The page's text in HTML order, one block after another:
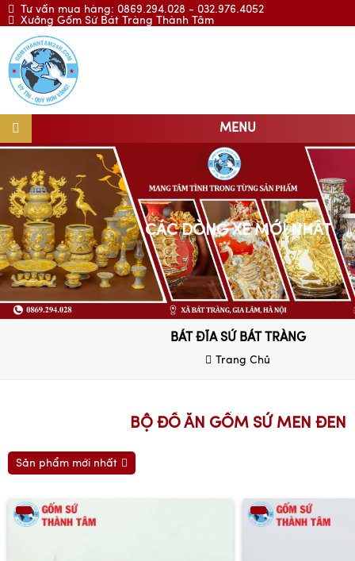
Tư vấn mua hàng: 0869.294.028 - 032.976.4052
Xưởng Gốm Sứ Bát Tràng Thành Tâm
MENU
CÁC DÒNG XE MỚI NHẤT
BÁT ĐĨA SỨ BÁT TRÀNG
Trang Chủ
BỘ ĐỒ ĂN GỐM SỨ MEN ĐEN
Sản phẩm mới nhất